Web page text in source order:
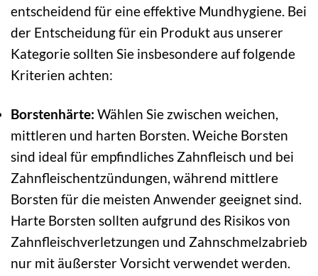
entscheidend für eine effektive Mundhygiene. Bei
der Entscheidung für ein Produkt aus unserer
Kategorie sollten Sie insbesondere auf folgende
Kriterien achten:
Borstenhärte: Wählen Sie zwischen weichen,
mittleren und harten Borsten. Weiche Borsten
sind ideal für empfindliches Zahnfleisch und bei
Zahnfleischentzündungen, während mittlere
Borsten für die meisten Anwender geeignet sind.
Harte Borsten sollten aufgrund des Risikos von
Zahnfleischverletzungen und Zahnschmelzabrieb
nur mit äußerster Vorsicht verwendet werden.